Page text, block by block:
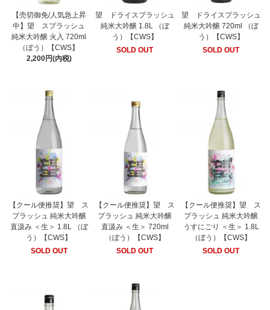
【売切御免/人気急上昇
中】望 スプラッシュ
純米大吟醸 火入 720ml
（ぼう）【CWS】
2,200円(内税)
望 ドライスプラッシュ
純米大吟醸 1.8L （ぼ
う）【CWS】
SOLD OUT
望 ドライスプラッシュ
純米大吟醸 720ml （ぼ
う）【CWS】
SOLD OUT
【クール便推奨】望 ス
プラッシュ 純米大吟醸
直汲み ＜生＞ 1.8L （ぼ
う）【CWS】
SOLD OUT
【クール便推奨】望 ス
プラッシュ 純米大吟醸
直汲み ＜生＞ 720ml
（ぼう）【CWS】
SOLD OUT
【クール便推奨】望 ス
プラッシュ 純米大吟醸
うすにごり ＜生＞ 1.8L
（ぼう）【CWS】
SOLD OUT